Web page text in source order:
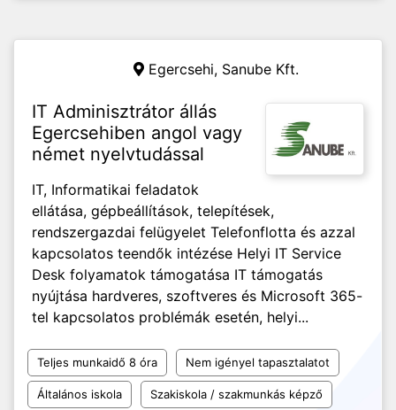
Egercsehi, Sanube Kft.
IT Adminisztrátor állás
Egercsehiben angol vagy
német nyelvtudással
IT, Informatikai feladatok
ellátása, gépbeállítások, telepítések,
rendszergazdai felügyelet Telefonflotta és azzal
kapcsolatos teendők intézése Helyi IT Service
Desk folyamatok támogatása IT támogatás
nyújtása hardveres, szoftveres és Microsoft 365-
tel kapcsolatos problémák esetén, helyi...
Teljes munkaidő 8 óra Nem igényel tapasztalatot
Általános iskola Szakiskola / szakmunkás képző